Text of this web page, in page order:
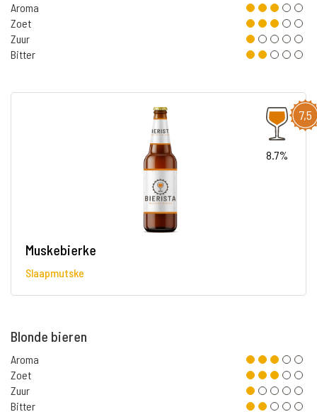
Aroma
Zoet
Zuur
Bitter
7,5
8.7%
Muskebierke
Slaapmutske
Blonde bieren
Aroma
Zoet
Zuur
Bitter